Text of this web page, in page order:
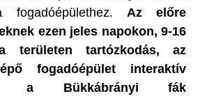
fogadóépülethez. Az előre
ezen jeles napokon, 9-16
területen tartózkodás, az
fogadóépület interaktív
a Bükkábrányi fák